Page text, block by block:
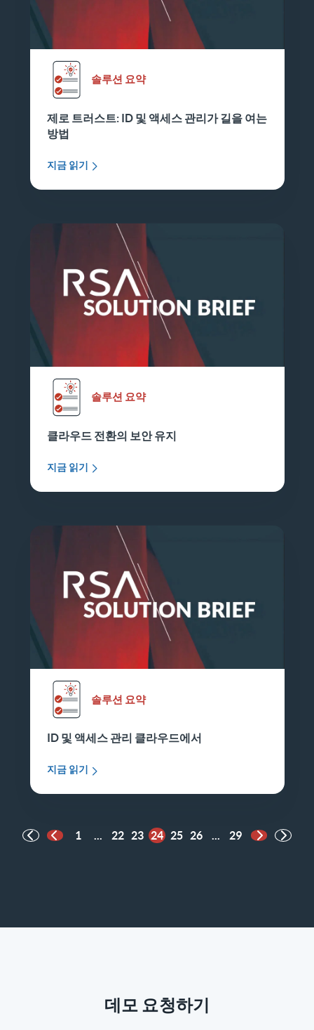
솔루션 요약
제로 트러스트: ID 및 액세스 관리가 길을 여는
방법
지금 읽기
솔루션 요약
클라우드 전환의 보안 유지
지금 읽기
솔루션 요약
ID 및 액세스 관리 클라우드에서
지금 읽기
이전 페이지
1 ... 22 23 24 25 26 ... 29
다음 페이
데모 요청하기